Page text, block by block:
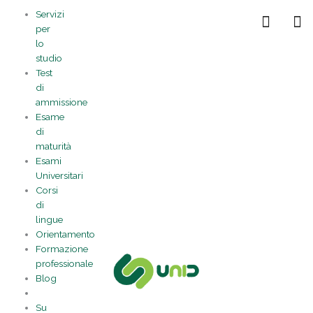
contenuto
Servizi
per
lo
studio
Test
di
ammissione
Esame
di
maturità
Esami
Universitari
Corsi
di
lingue
Orientamento
Formazione
professionale
Blog
Su